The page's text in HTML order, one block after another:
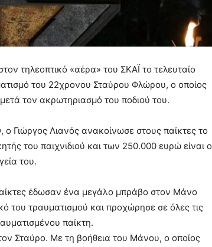
τηλεοπτικό «αέρα» του ΣΚΑΪ το τελευταίο
του 22χρονου Σταύρου Φλώρου, ο οποίος
τον ακρωτηριασμό του ποδιού του.
ο Γιώργος Λιανός ανακοίνωσε στους παίκτες το
του παιχνιδιού και των 250.000 ευρώ είναι ο
του.
έδωσαν ένα μεγάλο μπράβο στον Μάνο
του τραυματισμού και προχώρησε σε όλες τις
παίκτη.
Σταύρο. Με τη βοήθεια του Μάνου, ο οποίος